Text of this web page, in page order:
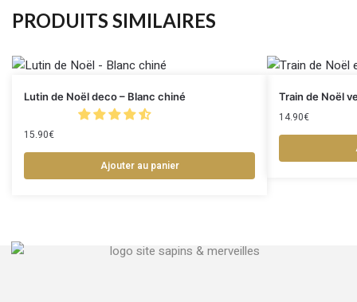
PRODUITS SIMILAIRES
Lutin de Noël deco – Blanc chiné
15.90€
Ajouter au panier
Train de Noël
14.90€